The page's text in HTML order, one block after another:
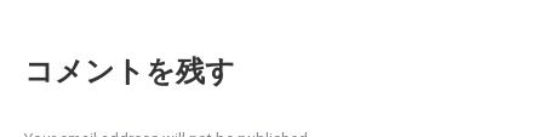
コメントを残す